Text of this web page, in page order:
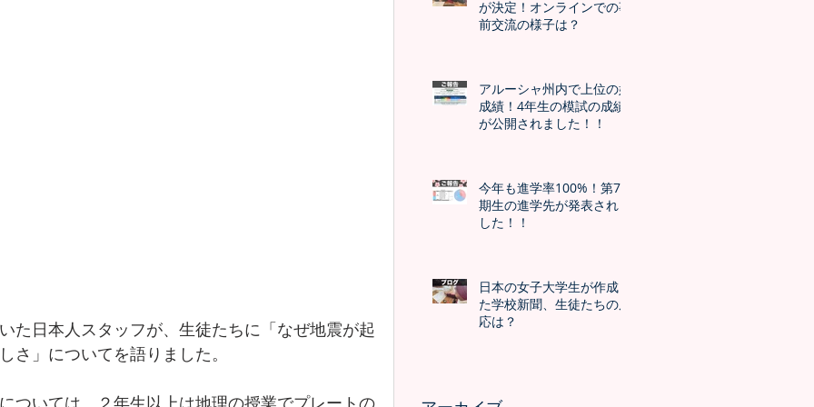
た日本人スタッフが、生徒たちに「なぜ地震が起
さ」についてを語りました。
ついては、２年生以上は地理の授業でプレートの
が決定！オンラインでの事
前交流の様子は？
アルーシャ州内で上位の好
成績！4年生の模試の成績
が公開されました！！
今年も進学率100%！第7
期生の進学先が発表されま
した！！
日本の女子大学生が作成し
た学校新聞、生徒たちの反
応は？